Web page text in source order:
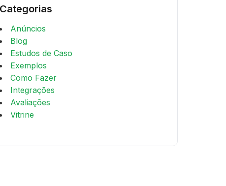
Categorias
Anúncios
Blog
Estudos de Caso
Exemplos
Como Fazer
Integrações
Avaliações
Vitrine